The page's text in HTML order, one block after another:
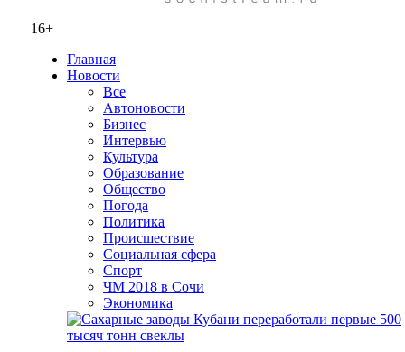
16+
Главная
Новости
Все
Автоновости
Бизнес
Интервью
Культура
Образование
Общество
Погода
Политика
Происшествие
Социальная сфера
Спорт
ЧМ 2018 в Сочи
Экономика